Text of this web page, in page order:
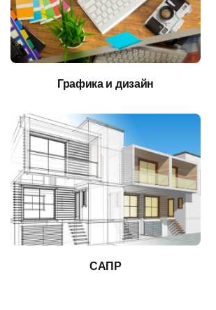
Графика и дизайн
САПР